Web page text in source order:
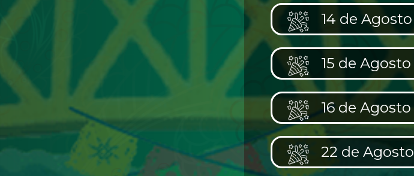
14 de Agosto
15 de Agosto
16 de Agosto
22 de Agosto